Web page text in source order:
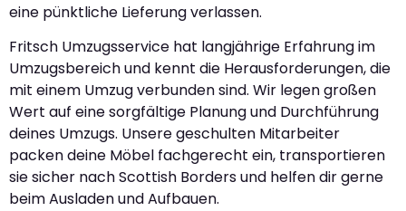
eine pünktliche Lieferung verlassen.
Fritsch Umzugsservice hat langjährige Erfahrung im
Umzugsbereich und kennt die Herausforderungen, die
mit einem Umzug verbunden sind. Wir legen großen
Wert auf eine sorgfältige Planung und Durchführung
deines Umzugs. Unsere geschulten Mitarbeiter
packen deine Möbel fachgerecht ein, transportieren
sie sicher nach Scottish Borders und helfen dir gerne
beim Ausladen und Aufbauen.